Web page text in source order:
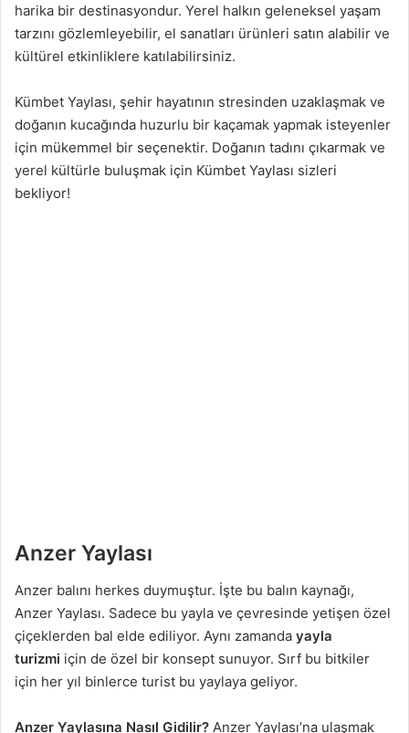
harika bir destinasyondur. Yerel halkın geleneksel yaşam
tarzını gözlemleyebilir, el sanatları ürünleri satın alabilir ve
kültürel etkinliklere katılabilirsiniz.
Kümbet Yaylası, şehir hayatının stresinden uzaklaşmak ve
doğanın kucağında huzurlu bir kaçamak yapmak isteyenler
için mükemmel bir seçenektir. Doğanın tadını çıkarmak ve
yerel kültürle buluşmak için Kümbet Yaylası sizleri
bekliyor!
Anzer Yaylası
Anzer balını herkes duymuştur. İşte bu balın kaynağı,
Anzer Yaylası. Sadece bu yayla ve çevresinde yetişen özel
çiçeklerden bal elde ediliyor. Aynı zamanda yayla
turizmi için de özel bir konsept sunuyor. Sırf bu bitkiler
için her yıl binlerce turist bu yaylaya geliyor.
Anzer Yaylasına Nasıl Gidilir? Anzer Yaylası’na ulaşmak